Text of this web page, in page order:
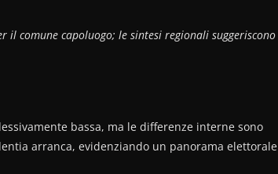
il comune capoluogo; le sintesi regionali suggeriscono
bassa, ma le differenze interne sono
arranca, evidenziando un panorama elettorale